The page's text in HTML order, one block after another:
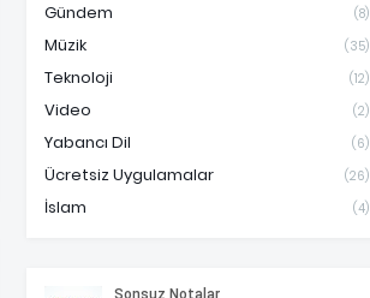
Gündem (8)
Müzik (35)
Teknoloji (12)
Video (2)
Yabancı Dil (6)
Ücretsiz Uygulamalar (26)
İslam (4)